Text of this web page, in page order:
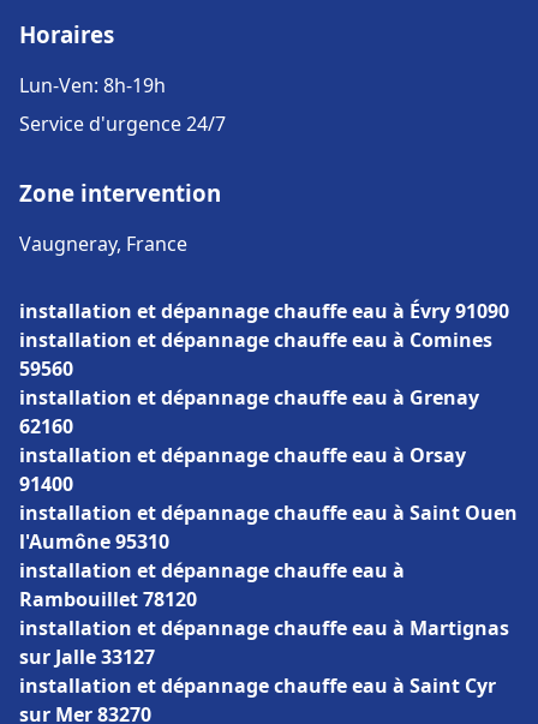
Horaires
Lun-Ven: 8h-19h
Service d'urgence 24/7
Zone intervention
Vaugneray, France
installation et dépannage chauffe eau à Évry 91090
installation et dépannage chauffe eau à Comines
59560
installation et dépannage chauffe eau à Grenay
62160
installation et dépannage chauffe eau à Orsay
91400
installation et dépannage chauffe eau à Saint Ouen
l'Aumône 95310
installation et dépannage chauffe eau à
Rambouillet 78120
installation et dépannage chauffe eau à Martignas
sur Jalle 33127
installation et dépannage chauffe eau à Saint Cyr
sur Mer 83270